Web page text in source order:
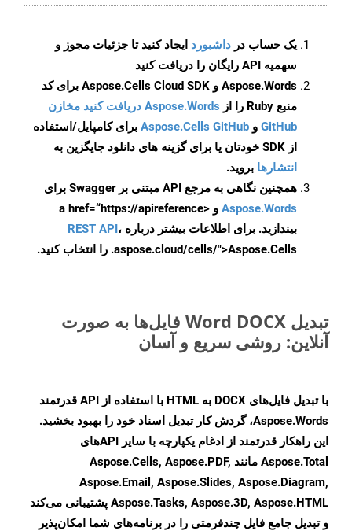
یک حساب در داشبورد ایجاد کنید تا جزئیات مجوز و
سهمیه API رایگان را دریافت کنید
Aspose.Words و Aspose.Cells Cloud SDK برای کد
منبع Ruby را از
Aspose.Words دریافت کنید مخازن
GitHub و Aspose.Cells GitHub برای کامپایل/استفاده
از SDK خودتان یا برای گزینه های دانلود جایگزین به
انتشارها بروید.
همچنین نگاهی به مرجع API مبتنی بر Swagger برای
Aspose.Words
و <a href=“https://apireference
بیندازید. برای اطلاعات بیشتر درباره REST API،
.aspose.cloud/cells/">Aspose.Cells را انتخاب کنید.
تبدیل Word DOCX فایل‌ها به صورت
آنلاین: روشی سریع و آسان
با تبدیل فایل‌های DOCX به HTML با استفاده از API قدرتمند
Aspose.Words، گردش کار تبدیل اسناد خود را بهبود بخشید.
این راهکار قدرتمند از ادغام یکپارچه با سایر APIهای
Aspose.Total مانند Aspose.Cells, Aspose.PDF,
Aspose.Email, Aspose.Slides, Aspose.Diagram,
Aspose.Tasks, Aspose.3D, Aspose.HTML پشتیبانی می‌کند
و تبدیل جامع فایل چندفرمتی را در برنامه‌های شما امکان‌پذیر